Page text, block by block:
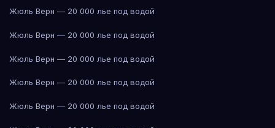
Жюль Верн — 20 000 лье под водой
Жюль Верн — 20 000 лье под водой
Жюль Верн — 20 000 лье под водой
Жюль Верн — 20 000 лье под водой
Жюль Верн — 20 000 лье под водой